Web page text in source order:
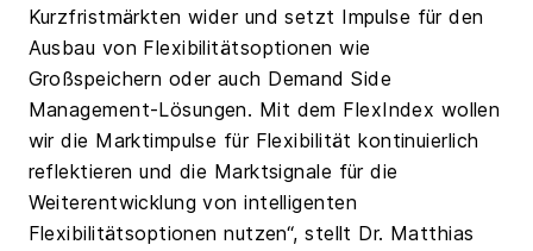
Kurzfristmärkten wider und setzt Impulse für den
Ausbau von Flexibilitätsoptionen wie
Großspeichern oder auch Demand Side
Management-Lösungen. Mit dem FlexIndex wollen
wir die Marktimpulse für Flexibilität kontinuierlich
reflektieren und die Marktsignale für die
Weiterentwicklung von intelligenten
Flexibilitätsoptionen nutzen“, stellt Dr. Matthias